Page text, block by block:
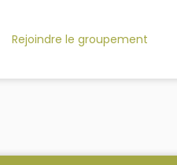
Rejoindre le groupement